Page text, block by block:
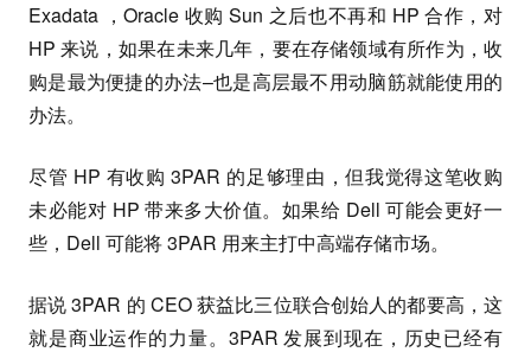
Exadata ，Oracle 收购 Sun 之后也不再和 HP 合作，对
HP 来说，如果在未来几年，要在存储领域有所作为，收
购是最为便捷的办法–也是高层最不用动脑筋就能使用的
办法。
尽管 HP 有收购 3PAR 的足够理由，但我觉得这笔收购
未必能对 HP 带来多大价值。如果给 Dell 可能会更好一
些，Dell 可能将 3PAR 用来主打中高端存储市场。
据说 3PAR 的 CEO 获益比三位联合创始人的都要高，这
就是商业运作的力量。3PAR 发展到现在，历史已经有